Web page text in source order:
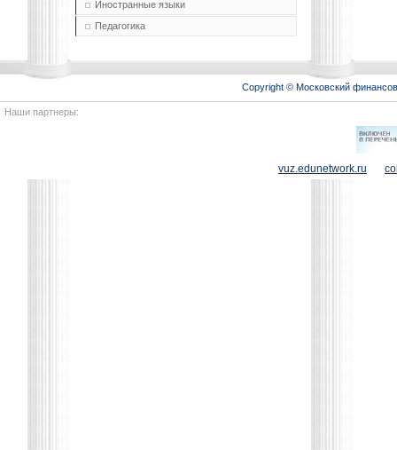
Иностранные языки
Педагогика
Copyright © Московский
Наши партнеры:
vuz.edunetwork.ru